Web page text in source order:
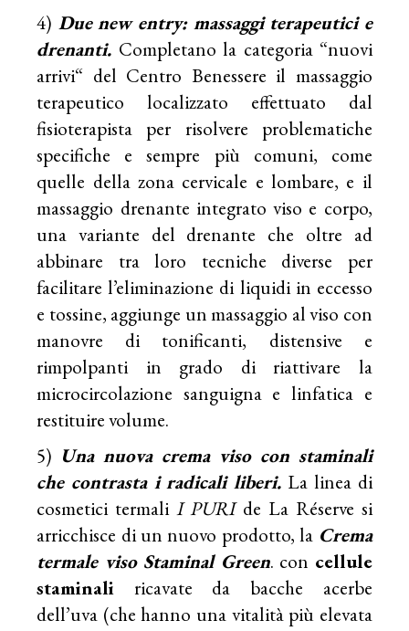
4) Due new entry: massaggi terapeutici e
drenanti. Completano la categoria “nuovi
arrivi“ del Centro Benessere il massaggio
terapeutico localizzato effettuato dal
fisioterapista per risolvere problematiche
specifiche e sempre più comuni, come
quelle della zona cervicale e lombare, e il
massaggio drenante integrato viso e corpo,
una variante del drenante che oltre ad
abbinare tra loro tecniche diverse per
facilitare l’eliminazione di liquidi in eccesso
e tossine, aggiunge un massaggio al viso con
manovre di tonificanti, distensive e
rimpolpanti in grado di riattivare la
microcircolazione sanguigna e linfatica e
restituire volume.
5) Una nuova crema viso con staminali
che contrasta i radicali liberi. La linea di
cosmetici termaliI PURIde La Réserve si
arricchisce di un nuovo prodotto, la Crema
termale viso Staminal Green. con cellule
staminali ricavate da bacche acerbe
dell’uva (che hanno una vitalità più elevata